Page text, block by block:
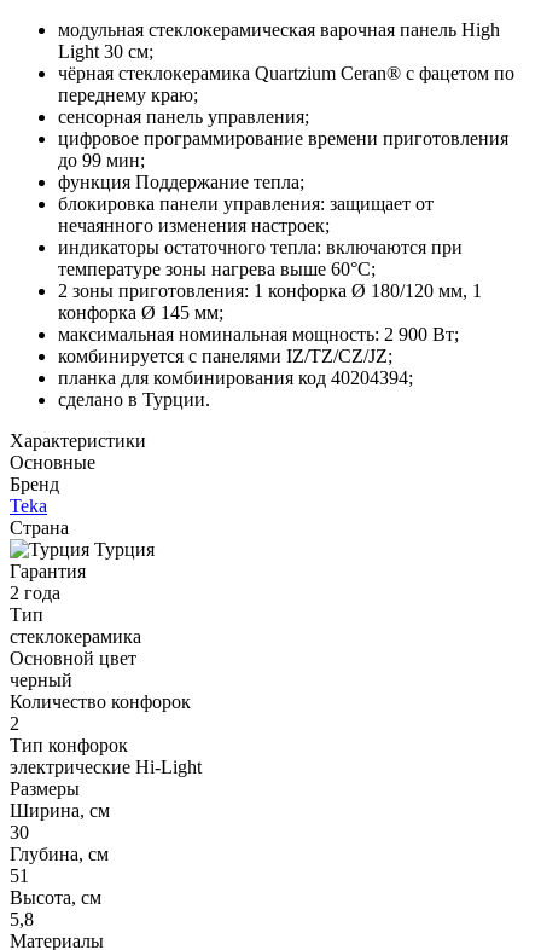
модульная стеклокерамическая варочная панель High
Light 30 см;
чёрная стеклокерамика Quartzium Ceran® с фацетом по
переднему краю;
сенсорная панель управления;
цифровое программирование времени приготовления
до 99 мин;
функция Поддержание тепла;
блокировка панели управления: защищает от
нечаянного изменения настроек;
индикаторы остаточного тепла: включаются при
температуре зоны нагрева выше 60°С;
2 зоны приготовления: 1 конфорка Ø 180/120 мм, 1
конфорка Ø 145 мм;
максимальная номинальная мощность: 2 900 Вт;
комбинируется с панелями IZ/TZ/CZ/JZ;
планка для комбинирования код 40204394;
сделано в Турции.
Характеристики
Основные
Бренд
Teka
Страна
Турция
Гарантия
2 года
Тип
стеклокерамика
Основной цвет
черный
Количество конфорок
2
Тип конфорок
электрические Hi-Light
Размеры
Ширина, см
30
Глубина, см
51
Высота, см
5,8
Материалы